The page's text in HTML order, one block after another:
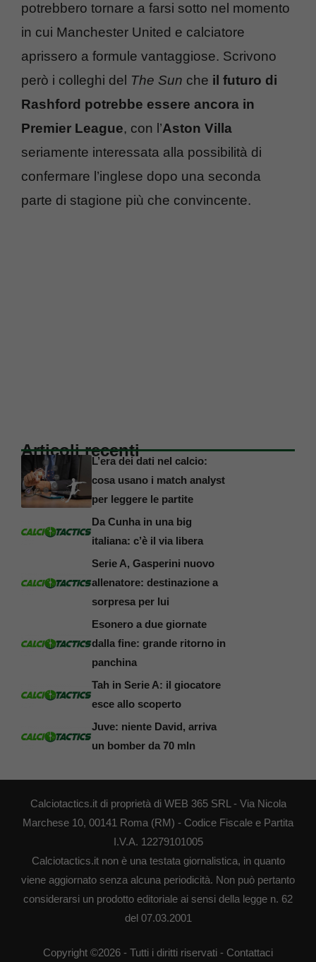
potrebbero tornare a farsi sotto nel momento
in cui Manchester United e calciatore
aprissero a formule vantaggiose. Scrivono
però i colleghi del The Sun che il futuro di
Rashford potrebbe essere ancora in
Premier League, con l’Aston Villa
seriamente interessata alla possibilità di
confermare l’inglese dopo una seconda
parte di stagione più che convincente.
Articoli recenti
L’era dei dati nel calcio:
cosa usano i match analyst
per leggere le partite
Da Cunha in una big
italiana: c’è il via libera
Serie A, Gasperini nuovo
allenatore: destinazione a
sorpresa per lui
Esonero a due giornate
dalla fine: grande ritorno in
panchina
Tah in Serie A: il giocatore
esce allo scoperto
Juve: niente David, arriva
un bomber da 70 mln
Calciotactics.it di proprietà di WEB 365 SRL - Via Nicola
Marchese 10, 00141 Roma (RM) - Codice Fiscale e Partita
I.V.A. 12279101005
Calciotactics.it non è una testata giornalistica, in quanto
viene aggiornato senza alcuna periodicità. Non può pertanto
considerarsi un prodotto editoriale ai sensi della legge n. 62
del 07.03.2001
Copyright ©2026 - Tutti i diritti riservati - Contattaci